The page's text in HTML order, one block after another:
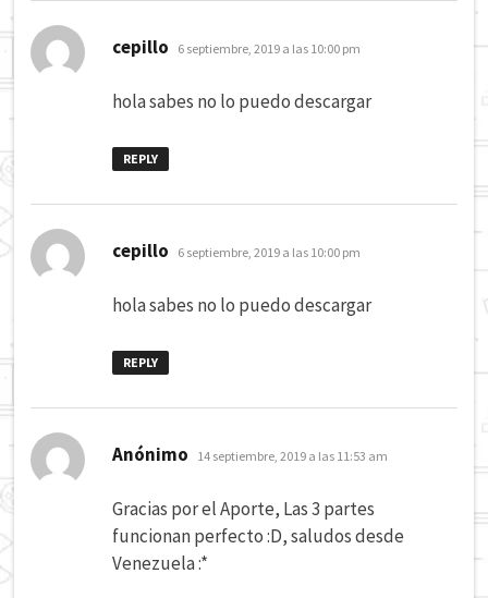
cepillo dice:
6 septiembre, 2019 a las 10:00 pm
hola sabes no lo puedo descargar
REPLY
cepillo dice:
6 septiembre, 2019 a las 10:00 pm
hola sabes no lo puedo descargar
REPLY
Anónimo dice:
14 septiembre, 2019 a las 11:53 am
Gracias por el Aporte, Las 3 partes
funcionan perfecto :D, saludos desde
Venezuela :*